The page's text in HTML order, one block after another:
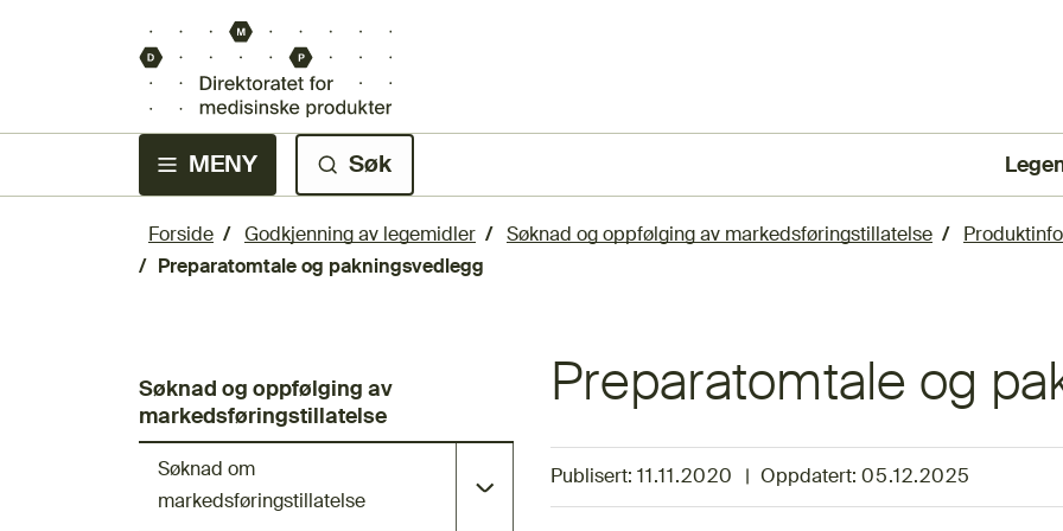
MENY Søk
Forside Godkjenning av legemidler Søknad og oppfølging av markedsføringstillatelse
Preparatomtale og pakningsvedlegg
Søknad og oppfølging av
markedsføringstillatelse
Søknad om
markedsføringstillatelse
Preparatomtale og
Publisert: 11.11.2020 Oppdatert:05.12.2025